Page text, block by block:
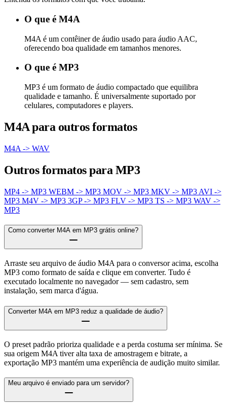
O que é M4A
M4A é um contêiner de áudio usado para áudio AAC,
oferecendo boa qualidade em tamanhos menores.
O que é MP3
MP3 é um formato de áudio compactado que equilibra
qualidade e tamanho. É universalmente suportado por
celulares, computadores e players.
M4A para outros formatos
M4A -> WAV
Outros formatos para MP3
MP4 -> MP3 WEBM -> MP3 MOV -> MP3 MKV -> MP3 AVI ->
MP3 M4V -> MP3 3GP -> MP3 FLV -> MP3 TS -> MP3 WAV ->
MP3
Como converter M4A em MP3 grátis online?
Arraste seu arquivo de áudio M4A para o conversor acima, escolha
MP3 como formato de saída e clique em converter. Tudo é
executado localmente no navegador — sem cadastro, sem
instalação, sem marca d'água.
Converter M4A em MP3 reduz a qualidade de áudio?
O preset padrão prioriza qualidade e a perda costuma ser mínima. Se
sua origem M4A tiver alta taxa de amostragem e bitrate, a
exportação MP3 mantém uma experiência de audição muito similar.
Meu arquivo é enviado para um servidor?